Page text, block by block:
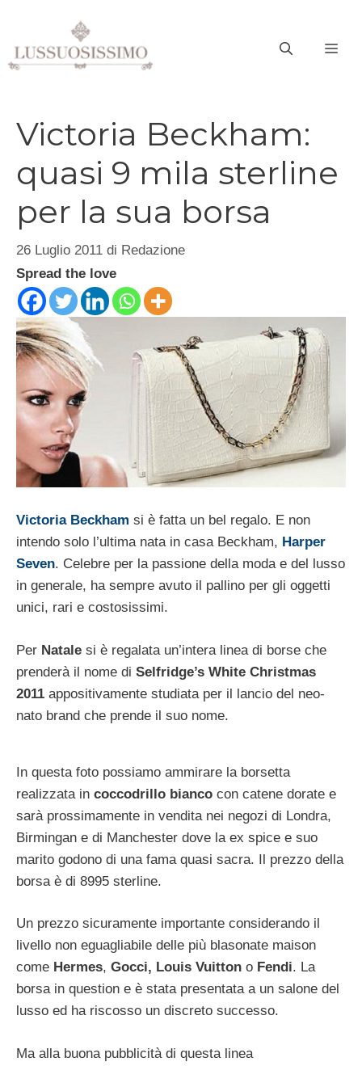
contenuto
Victoria Beckham:
quasi 9 mila sterline
per la sua borsa
26 Luglio 2011 di Redazione
Spread the love
Victoria Beckham si è fatta un bel regalo. E non
intendo solo l’ultima nata in casa Beckham, Harper
Seven. Celebre per la passione della moda e del lusso
in generale, ha sempre avuto il pallino per gli oggetti
unici, rari e costosissimi.
Per Natale si è regalata un’intera linea di borse che
prenderà il nome di Selfridge’s White Christmas
2011 appositivamente studiata per il lancio del neo-
nato brand che prende il suo nome.
In questa foto possiamo ammirare la borsetta
realizzata in coccodrillo bianco con catene dorate e
sarà prossimamente in vendita nei negozi di Londra,
Birmingan e di Manchester dove la ex spice e suo
marito godono di una fama quasi sacra. Il prezzo della
borsa è di 8995 sterline.
Un prezzo sicuramente importante considerando il
livello non eguagliabile delle più blasonate maison
come Hermes, Gocci, Louis Vuitton o Fendi. La
borsa in question e è stata presentata a un salone del
lusso ed ha riscosso un discreto successo.
Ma alla buona pubblicità di questa linea